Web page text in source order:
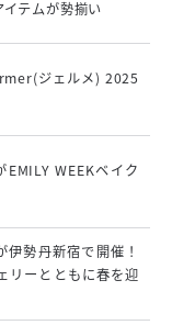
テムが勢揃い
ジェルメ) 2025
WEEKベイク
勢丹新宿で開催！
リーとともに春を迎